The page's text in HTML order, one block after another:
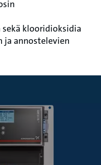
klooridioksidia
annostelevien